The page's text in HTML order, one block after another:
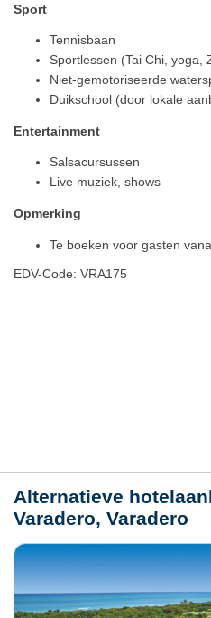
Sport
Tennisbaan
Sportlessen (Tai Chi, yoga,
Niet-gemotoriseerde
Duikschool (door lokale
Entertainment
Salsacursussen
Live muziek, shows
Opmerking
Te boeken voor gasten
EDV-Code: VRA175
Alternatieve
Varadero, Varadero